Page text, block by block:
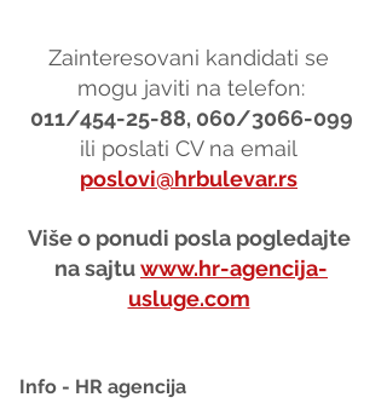
Zainteresovani kandidati se
mogu javiti na telefon:
011/454-25-88, 060/3066-099
ili poslati CV na email
poslovi@hrbulevar.rs
Više o ponudi posla pogledajte
na sajtu www.hr-agencija-
usluge.com
Info - HR agencija